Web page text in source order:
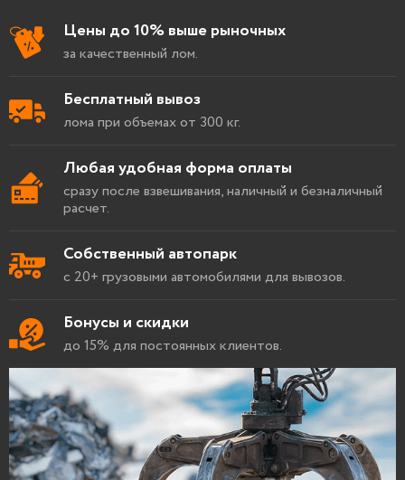
Цены до 10% выше рыночных
за качественный лом.
Бесплатный вывоз
лома при объемах от 300 кг.
Любая удобная форма оплаты
сразу после взвешивания, наличный и безналичный
расчет.
Собственный автопарк
с 20+ грузовыми автомобилями для вывозов.
Бонусы и скидки
до 15% для постоянных клиентов.